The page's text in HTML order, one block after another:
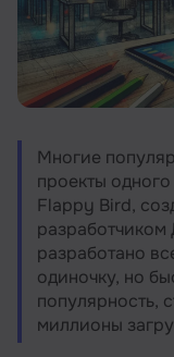
Многие
проекты
Flappy Bird,
разработано
одиночку, но
популярность,
миллионы